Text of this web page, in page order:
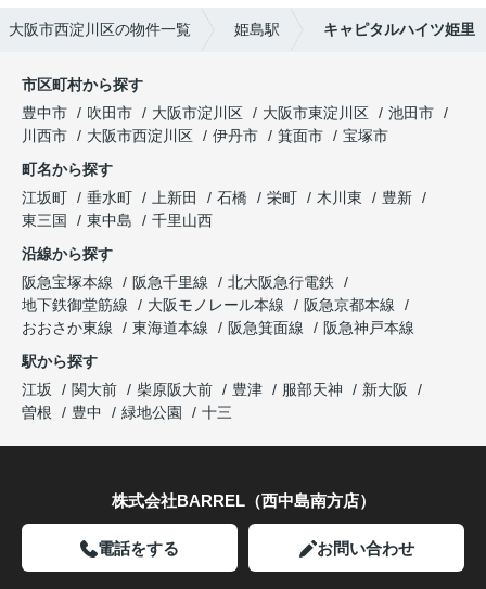
大阪市西淀川区の物件一覧 姫島駅 キャピタルハイツ姫里
市区町村から探す
豊中市
吹田市 大阪市淀川区 大阪市東淀川区
池田市
川西市
大阪市西淀川区 伊丹市 箕面市
宝塚市
町名から探す
江坂町
垂水町 上新田 石橋 栄町 木川東
豊新
東三国
東中島
千里山西
沿線から探す
阪急宝塚本線
阪急千里線
北大阪急行電鉄
地下鉄御堂筋線
大阪モノレール本線
阪急京都本線
おおさか東線
東海道本線 阪急箕面線
阪急神戸本線
駅から探す
江坂
関大前 柴原阪大前 豊津 服部天神
新大阪
曽根
豊中 緑地公園 十三
株式会社BARREL（西中島南方店）
電話をする お問い合わせ